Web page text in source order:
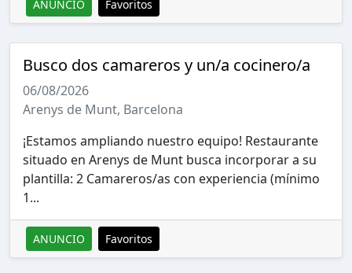
ANUNCIO Favoritos
Busco dos camareros y un/a cocinero/a
06/08/2026
Arenys de Munt, Barcelona
¡Estamos ampliando nuestro equipo! Restaurante
situado en Arenys de Munt busca incorporar a su
plantilla: 2 Camareros/as con experiencia (mínimo
1...
ANUNCIO Favoritos